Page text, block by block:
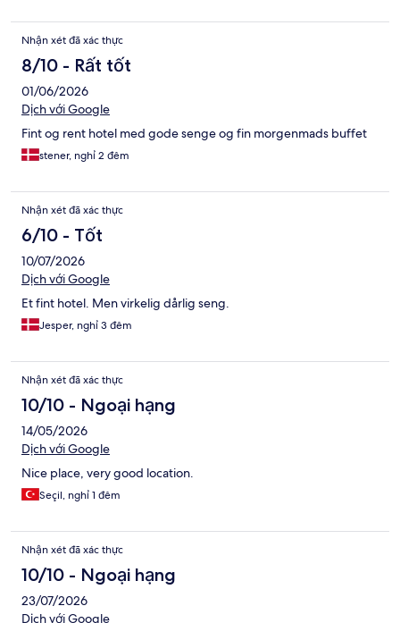
Nhận xét đã xác thực
8/10 - Rất tốt
01/06/2026
Dịch với Google
Fint og rent hotel med gode senge og fin morgenmads buffet
stener, nghỉ 2 đêm
Nhận xét đã xác thực
6/10 - Tốt
10/07/2026
Dịch với Google
Et fint hotel. Men virkelig dårlig seng.
Jesper, nghỉ 3 đêm
Nhận xét đã xác thực
10/10 - Ngoại hạng
14/05/2026
Dịch với Google
Nice place, very good location.
Seçil, nghỉ 1 đêm
Nhận xét đã xác thực
10/10 - Ngoại hạng
23/07/2026
Dịch với Google